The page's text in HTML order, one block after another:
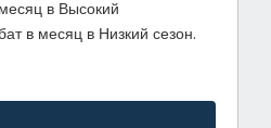
в Высокий
в месяц в Низкий сезон.